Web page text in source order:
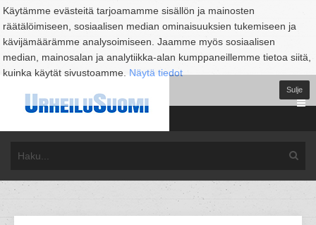
Käytämme evästeitä tarjoamamme sisällön ja mainosten
räätälöimiseen, sosiaalisen median ominaisuuksien tukemiseen ja
kävijämäärämme analysoimiseen. Jaamme myös sosiaalisen
median, mainosalan ja analytiikka-alan kumppaneillemme tietoa siitä,
kuinka käytät sivustoamme. Näytä tiedot
Sulje